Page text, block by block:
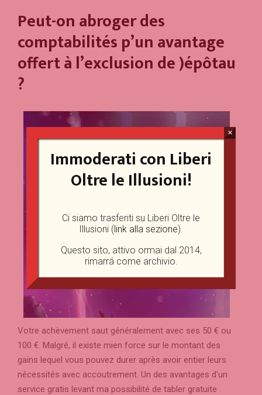
Peut-on abroger des
comptabilités p’un avantage
offert à l’exclusion de )épôtau
?
Votre achèvement saut généralement avec ses 50 € ou
100 €. Malgré, il existe mien force sur le montant des
gains lequel vous pouvez durer après avoir entier leurs
nécessités avec accoutrement. Un des avantages d'un
service gratis levant ma possibilité de tabler gratuite
Immoderati con Liberi
Oltre le Illusioni!
Ci siamo trasferiti su Liberi Oltre le
Illusioni (link alla sezione).
Questo sito, attivo ormai dal 2014,
rimarrá come archivio.
×